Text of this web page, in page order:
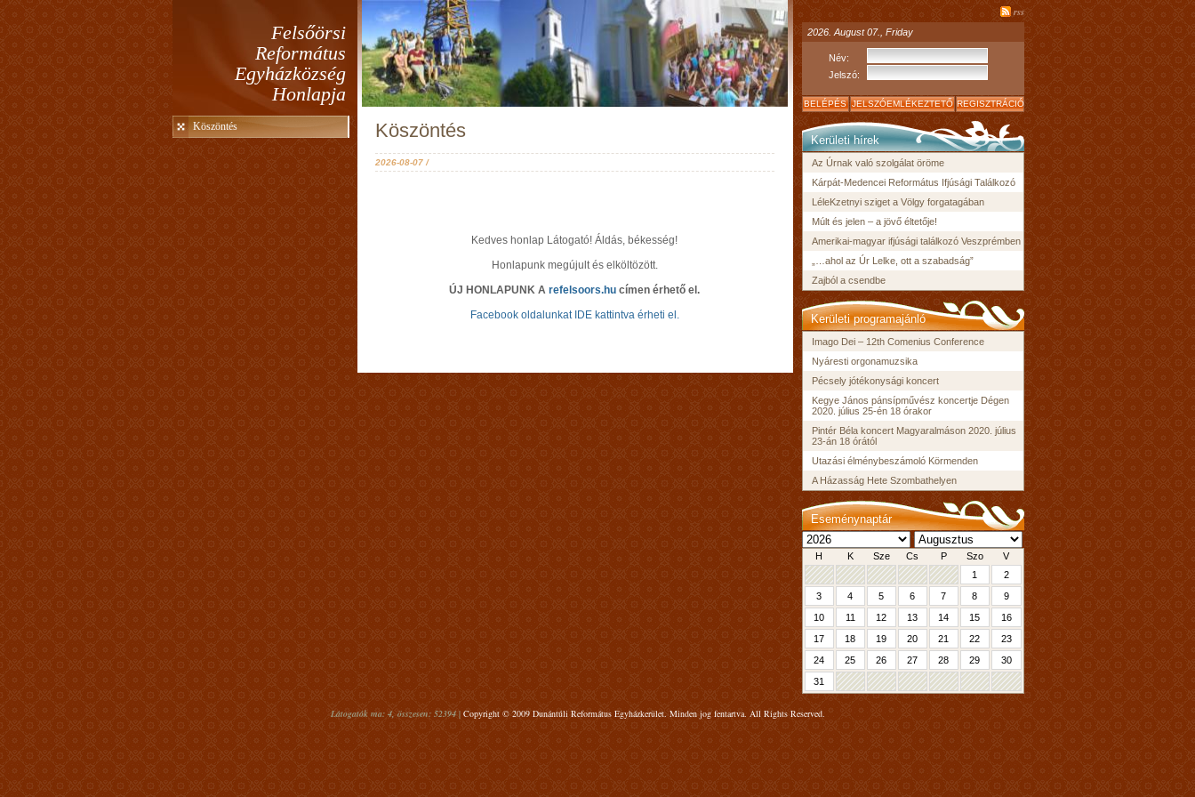
Felsőörsi
Református
Egyházközség
Honlapja
Köszöntés Köszöntés
2026-08-07 /
Kedves honlap Látogató! Áldás, békesség!
Honlapunk megújult és elköltözött.
ÚJ HONLAPUNK A refelsoors.hu címen érhető el.
Facebook oldalunkat IDE kattintva érheti el.
rss
2026. August 07., Friday
Név:
Jelszó:
BELÉPÉS JELSZÓEMLÉKEZTETŐ REGISZTRÁCIÓ
Kerületi hírek
Az Úrnak való szolgálat öröme
Kárpát-Medencei Református Ifjúsági Találkozó
LéleKzetnyi sziget a Völgy forgatagában
Múlt és jelen – a jövő éltetője!
Amerikai-magyar ifjúsági találkozó Veszprémben
„…ahol az Úr Lelke, ott a szabadság”
Zajból a csendbe
Kerületi programajánló
Imago Dei – 12th Comenius Conference
Nyáresti orgonamuzsika
Pécsely jótékonysági koncert
Kegye János pánsípművész koncertje Dégen
2020. július 25-én 18 órakor
Pintér Béla koncert Magyaralmáson 2020. július
23-án 18 órától
Utazási élménybeszámoló Körmenden
A Házasság Hete Szombathelyen
Eseménynaptár
H K Sze Cs P Szo
V
1
2
3
4 5 6 7 8
9
10
11 12 13 14 15
16
17
18 19 20 21 22
23
24
25 26 27 28 29
30
31
Látogatók ma: 4, összesen: 52394 | Copyright © 2009 Dunántúli Református Egyházkerület. Minden jog fentartva. All Rights Reserved.